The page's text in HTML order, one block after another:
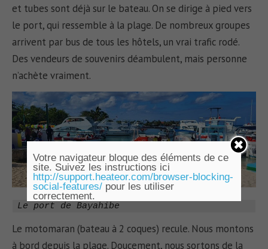
et tubes sont déjà sur le bateau. On se dirige à pied vers
le port, qui ressemble à la plage. De nombreux groupes
arrivent par bus de tous les hôtels, un vrai trafic rodé.
Des vendeurs de souvenirs déambulent, mais personne
n’achète vraiment.
Le port de Bayahibe
Le motomaran (bateau à 2 coques) recule. Nous montons
à bord depuis la plage. Doucement, nous sortons de la
Votre navigateur bloque des éléments de ce
site. Suivez les instructions ici
http://support.heateor.com/browser-blocking-
social-features/pour les utiliser
correctement.